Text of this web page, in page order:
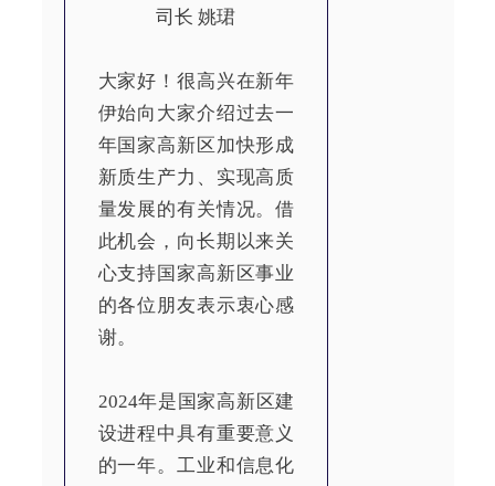
司长 姚珺
大家好！很高兴在新年
伊始向大家介绍过去一
年国家高新区加快形成
新质生产力、实现高质
量发展的有关情况。借
此机会，向长期以来关
心支持国家高新区事业
的各位朋友表示衷心感
谢。
2024年是国家高新区建
设进程中具有重要意义
的一年。工业和信息化